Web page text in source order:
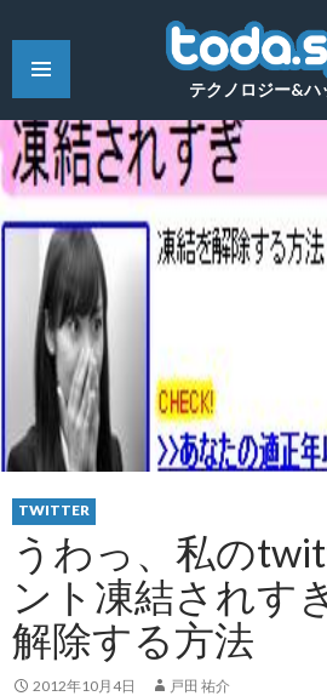
テクノロジー&ハ
TWITTER
うわっ、私の
ント凍結されす
解除する方法
2012年10月4日 戸田 祐介